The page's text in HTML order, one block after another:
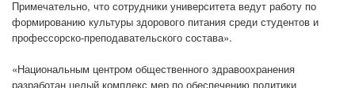
Примечательно, что сотрудники университета ведут работу по
формированию культуры здорового питания среди студентов и
профессорско-преподавательского состава».
«Национальным центром общественного здравоохранения
разработан целый комплекс мер по обеспечению политики